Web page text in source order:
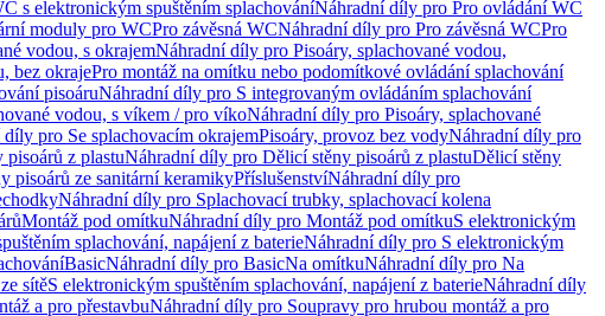
s elektronickým spuštěním splachováníNáhradní díly pro Pro ovládání WC
moduly pro WCPro závěsná WCNáhradní díly pro Pro závěsná WCPro
vodou, s okrajemNáhradní díly pro Pisoáry, splachované vodou,
bez okrajePro montáž na omítku nebo podomítkové ovládání splachování
pisoáruNáhradní díly pro S integrovaným ovládáním splachování
vodou, s víkem / pro víkoNáhradní díly pro Pisoáry, splachované
pro Se splachovacím okrajemPisoáry, provoz bez vodyNáhradní díly pro
pisoárů z plastuNáhradní díly pro Dělicí stěny pisoárů z plastuDělicí stěny
pisoárů ze sanitární keramikyPříslušenstvíNáhradní díly pro
Náhradní díly pro Splachovací trubky, splachovací kolena
Montáž pod omítkuNáhradní díly pro Montáž pod omítkuS elektronickým
splachování, napájení z baterieNáhradní díly pro S elektronickým
BasicNáhradní díly pro BasicNa omítkuNáhradní díly pro Na
sítěS elektronickým spuštěním splachování, napájení z baterieNáhradní díly
a pro přestavbuNáhradní díly pro Soupravy pro hrubou montáž a pro